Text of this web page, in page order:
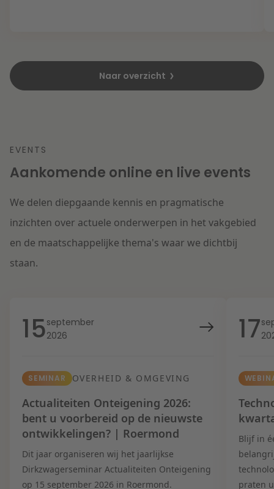
Naar overzicht
EVENTS
Aankomende online en live events
We delen diepgaande kennis en pragmatische
inzichten over actuele onderwerpen in het vakgebied
en de maatschappelijke thema's waar we dichtbij
staan.
15september
2026
SEMINAR OVERHEID & OMGEVING
Actualiteiten Onteigening 2026:
bent u voorbereid op de nieuwste
ontwikkelingen? | Roermond
Dit jaar organiseren wij het jaarlijkse
Dirkzwagerseminar Actualiteiten Onteigening
op 15 september 2026 in Roermond.
17
Blijf in
praten